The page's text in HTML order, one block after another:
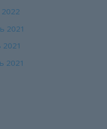
2021
2021